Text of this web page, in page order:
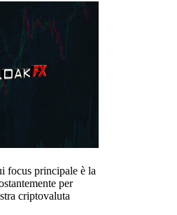
focus principale è la
per
criptovaluta